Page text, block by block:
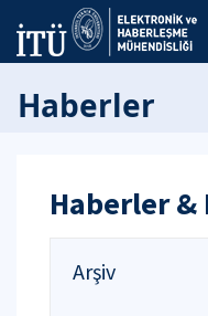
Haberler
Haberler
Arşiv